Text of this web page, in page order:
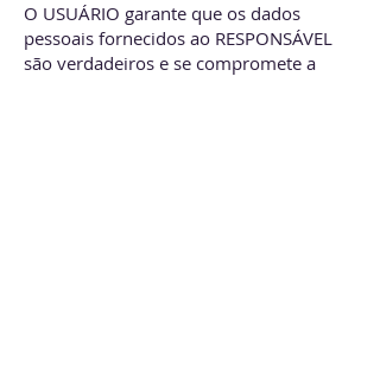
O USUÁRIO garante que os dados
pessoais fornecidos ao RESPONSÁVEL
são verdadeiros e se compromete a